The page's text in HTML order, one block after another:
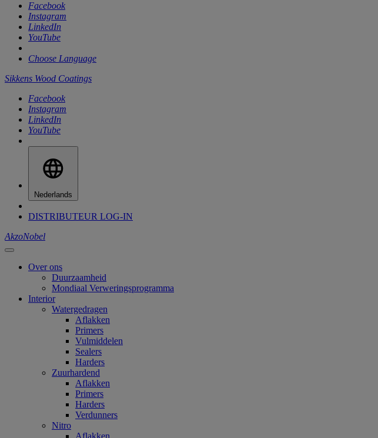
Facebook
Instagram
LinkedIn
YouTube
Choose Language
Sikkens Wood Coatings
Facebook
Instagram
LinkedIn
YouTube
Nederlands
DISTRIBUTEUR LOG-IN
AkzoNobel
Over ons
Duurzaamheid
Mondiaal Verweringsprogramma
Interior
Watergedragen
Aflakken
Primers
Vulmiddelen
Sealers
Harders
Zuurhardend
Aflakken
Primers
Harders
Verdunners
Nitro
Aflakken